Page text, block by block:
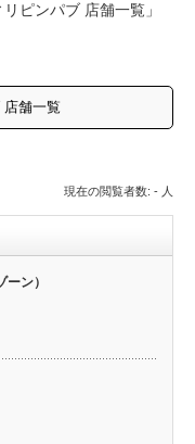
ピンパブ 店舗一覧」
舗一覧
現在の閲覧者数: - 人
ン）